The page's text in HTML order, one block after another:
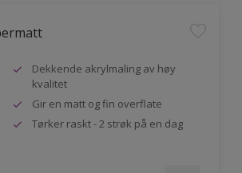
Dekkende akrylmaling av høy
kvalitet
Gir en matt og fin overflate
Tørker raskt - 2 strøk på en dag